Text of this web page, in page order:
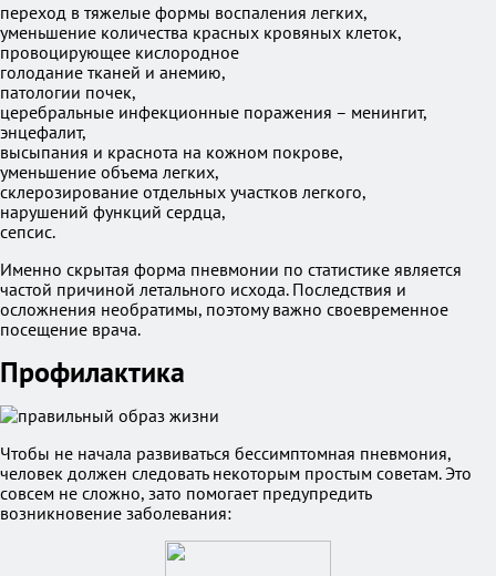
переход в тяжелые формы воспаления легких,
уменьшение количества красных кровяных клеток,
провоцирующее кислородное
голодание тканей и анемию,
патологии почек,
церебральные инфекционные поражения – менингит,
энцефалит,
высыпания и краснота на кожном покрове,
уменьшение объема легких,
склерозирование отдельных участков легкого,
нарушений функций сердца,
сепсис.
Именно скрытая форма пневмонии по статистике является
частой причиной летального исхода. Последствия и
осложнения необратимы, поэтому важно своевременное
посещение врача.
Профилактика
Чтобы не начала развиваться бессимптомная пневмония,
человек должен следовать некоторым простым советам. Это
совсем не сложно, зато помогает предупредить
возникновение заболевания: